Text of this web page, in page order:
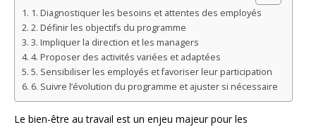
1. Diagnostiquer les besoins et attentes des employés
2. Définir les objectifs du programme
3. Impliquer la direction et les managers
4. Proposer des activités variées et adaptées
5. Sensibiliser les employés et favoriser leur participation
6. Suivre l’évolution du programme et ajuster si nécessaire
Le bien-être au travail est un enjeu majeur pour les